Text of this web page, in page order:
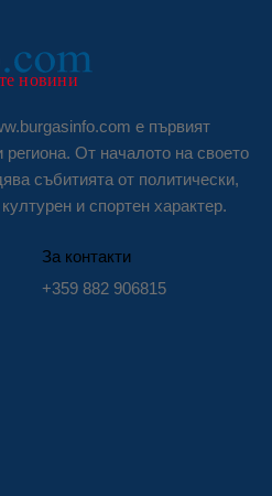
е първият
региона. От началото на своето
събитията от политически,
и спортен характер.
За контакти
+359 882 906815